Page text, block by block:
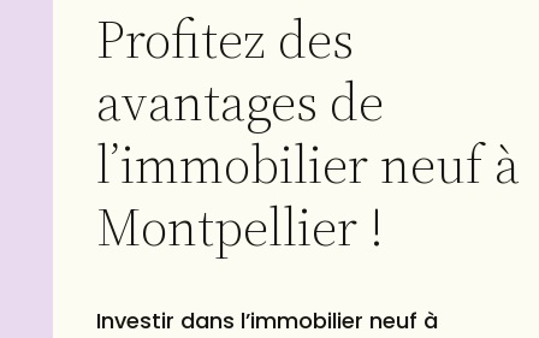
Profitez des
avantages de
l’immobilier neuf à
Montpellier !
Investir dans l’immobilier neuf à